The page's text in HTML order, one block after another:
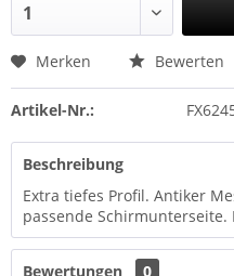
Merken Bewerten
Artikel-Nr.:
Beschreibung
Extra tiefes Profil. Antiker
passende Schirmunterseite.
Bewertungen
0